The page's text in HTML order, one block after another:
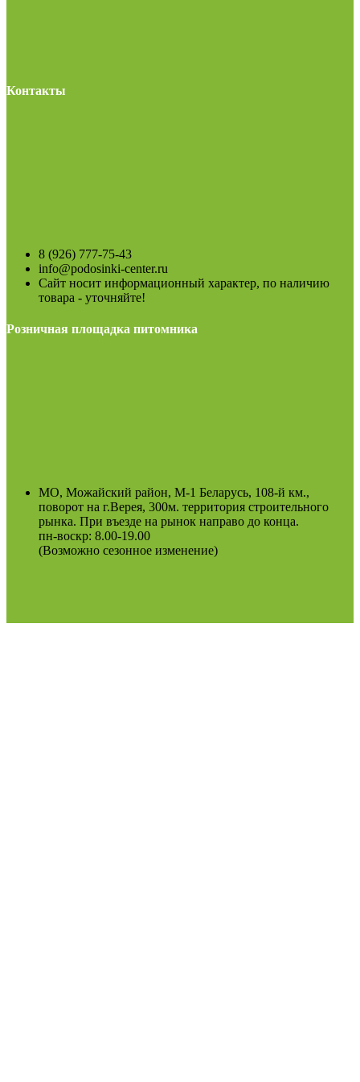
Контакты
8 (926) 777-75-43
info@podosinki-center.ru
Сайт носит информационный характер, по наличию
товара - уточняйте!
Розничная площадка питомника
МО, Можайский район, М-1 Беларусь, 108-й км.,
поворот на г.Верея, 300м. территория строительного
рынка. При въезде на рынок направо до конца.
пн-воскр: 8.00-19.00
(Возможно сезонное изменение)